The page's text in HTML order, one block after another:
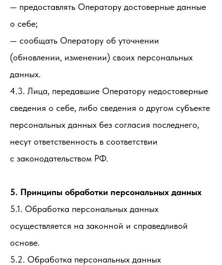
— предоставлять Оператору достоверные данные
о себе;
— сообщать Оператору об уточнении
(обновлении, изменении) своих персональных
данных.
4.3. Лица, передавшие Оператору недостоверные
сведения о себе, либо сведения о другом субъекте
персональных данных без согласия последнего,
несут ответственность в соответствии
с законодательством РФ.
5. Принципы обработки персональных данных
5.1. Обработка персональных данных
осуществляется на законной и справедливой
основе.
5.2. Обработка персональных данных